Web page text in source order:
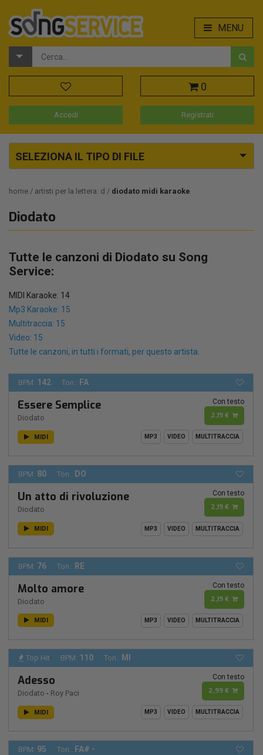
MENU
0
Accedi Registrati
SELEZIONA IL TIPO DI FILE
home artisti per la lettera: d diodato midi karaoke
Diodato
Tutte le canzoni di Diodato su Song
Service:
MIDI Karaoke: 14
Mp3 Karaoke: 15
Multitraccia: 15
Video: 15
Tutte le canzoni, in tutti i formati, per questo artista.
BPM: 142 Ton.: FA
Essere Semplice
Diodato
Con testo
2,19 €
MIDI MP3 VIDEO MULTITRACCIA
BPM: 80 Ton.: DO
Un atto di rivoluzione
Diodato
Con testo
2,19 €
MIDI MP3 VIDEO MULTITRACCIA
BPM: 76 Ton.: RE
Molto amore
Diodato
Con testo
2,19 €
MIDI MP3 VIDEO MULTITRACCIA
Top Hit BPM: 110 Ton.: MI
Adesso
Diodato - Roy Paci
Con testo
2,99 €
MIDI MP3 VIDEO MULTITRACCIA
BPM: 95 Ton.: FA# -